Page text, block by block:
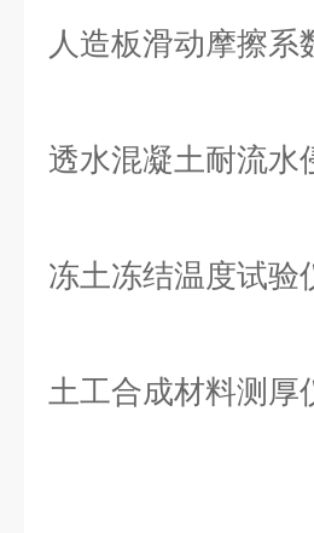
人造板滑动摩擦系
透水混凝土耐流水
冻土冻结温度试验
土工合成材料测厚